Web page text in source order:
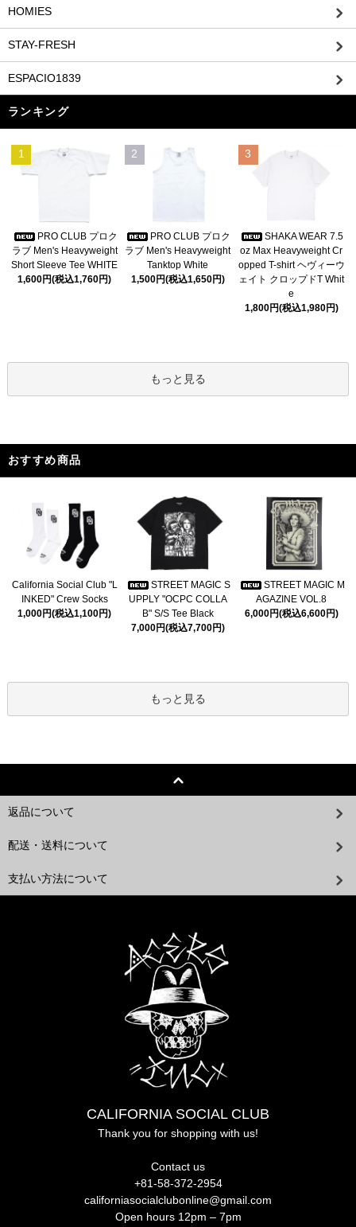
HOMIES
STAY-FRESH
ESPACIO1839
ランキング
1
PRO CLUB プロク
ラブ Men's Heavyweight
Short Sleeve Tee WHITE
1,600円(税込1,760円)
2
PRO CLUB プロク
ラブ Men's Heavyweight
Tanktop White
1,500円(税込1,650円)
3
SHAKA WEAR 7.5
oz Max Heavyweight Cr
opped T-shirt ヘヴィーウ
ェイト クロップドT Whit
e
1,800円(税込1,980円)
もっと見る
おすすめ商品
California Social Club "L
INKED" Crew Socks
1,000円(税込1,100円)
STREET MAGIC S
UPPLY "OCPC COLLA
B" S/S Tee Black
7,000円(税込7,700円)
STREET MAGIC M
AGAZINE VOL.8
6,000円(税込6,600円)
もっと見る
返品について
配送・送料について
支払い方法について
CALIFORNIA SOCIAL CLUB
Thank you for shopping with us!
Contact us
+81-58-372-2954
californiasocialclubonline@gmail.com
Open hours 12pm – 7pm